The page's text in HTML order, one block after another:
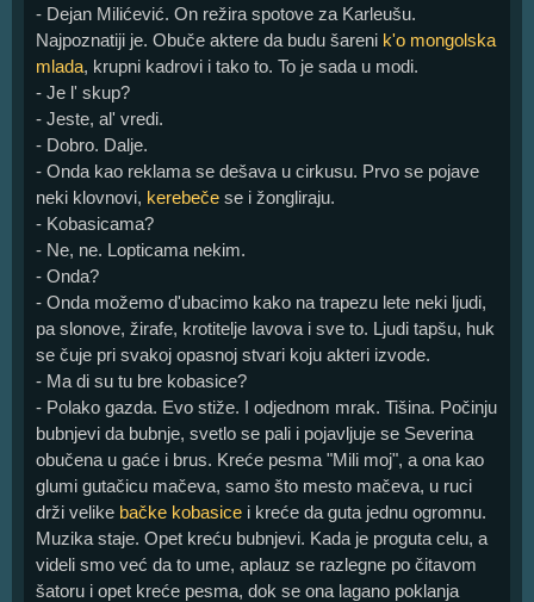
- Dejan Milićević. On režira spotove za Karleušu.
Najpoznatiji je. Obuče aktere da budu šareni k'o mongolska
mlada, krupni kadrovi i tako to. To je sada u modi.
- Je l' skup?
- Jeste, al' vredi.
- Dobro. Dalje.
- Onda kao reklama se dešava u cirkusu. Prvo se pojave
neki klovnovi, kerebeče se i žongliraju.
- Kobasicama?
- Ne, ne. Lopticama nekim.
- Onda?
- Onda možemo d'ubacimo kako na trapezu lete neki ljudi,
pa slonove, žirafe, krotitelje lavova i sve to. Ljudi tapšu, huk
se čuje pri svakoj opasnoj stvari koju akteri izvode.
- Ma di su tu bre kobasice?
- Polako gazda. Evo stiže. I odjednom mrak. Tišina. Počinju
bubnjevi da bubnje, svetlo se pali i pojavljuje se Severina
obučena u gaće i brus. Kreće pesma "Mili moj", a ona kao
glumi gutačicu mačeva, samo što mesto mačeva, u ruci
drži velike bačke kobasice i kreće da guta jednu ogromnu.
Muzika staje. Opet kreću bubnjevi. Kada je proguta celu, a
videli smo već da to ume, aplauz se razlegne po čitavom
šatoru i opet kreće pesma, dok se ona lagano poklanja